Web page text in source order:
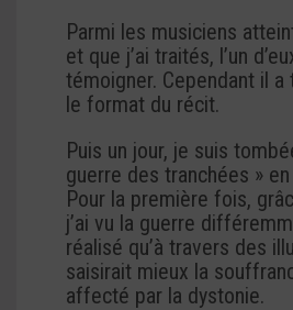
Parmi les musiciens
et que j’ai traités, l’un
témoigner. Cependant il
le format du récit.
Puis un jour, je suis
guerre des tranchées »
Pour la première fois,
j’ai vu la guerre
réalisé qu’à travers des
saisirait mieux la
affecté par la dystonie.